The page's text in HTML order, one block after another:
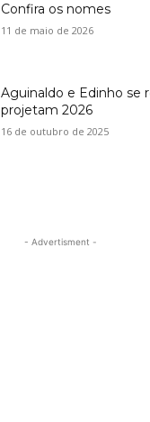
Confira os nomes
11 de maio de 2026
Aguinaldo e Edinho se
projetam 2026
16 de outubro de 2025
- Advertisment -